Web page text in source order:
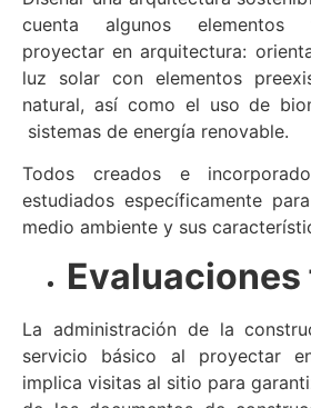
cuenta algunos elementos
proyectar en arquitectura:
luz solar con elementos
natural, así como el uso de
sistemas de energía renovable.
Todos creados e
estudiados específicamente
medio ambiente y sus
La administración de la
servicio básico al proyectar
implica visitas al sitio para